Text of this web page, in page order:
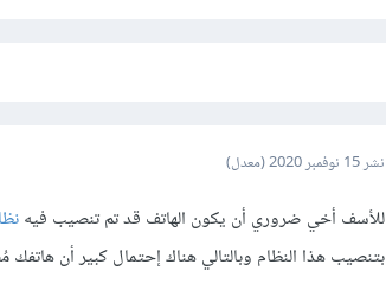
نشر15 نوفمبر 2020 (معدل)
للأسف أخي ضروري أن يكون الهاتف قد تم تنصيب فيه
بتنصيب هذا النظام وبالتالي هناك إحتمال كبير أن